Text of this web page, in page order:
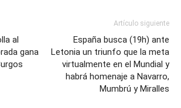
al
gana
Artículo siguiente
España busca (19h) ante
Letonia un triunfo que la meta
virtualmente en el Mundial y
habrá homenaje a Navarro,
Mumbrú y Miralles